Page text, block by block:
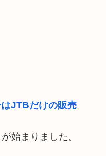
JTBだけの販売
始まりました。